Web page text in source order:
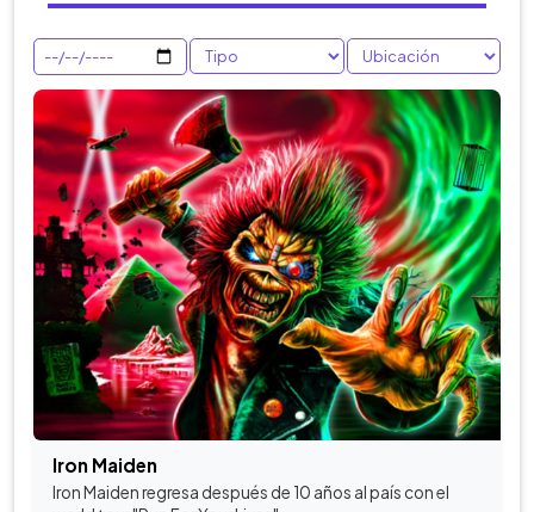
Iron Maiden
Iron Maiden regresa después de 10 años al país con el